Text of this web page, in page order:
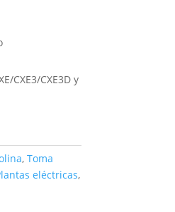
CXE3/CXE3D y
, Toma
eléctricas,